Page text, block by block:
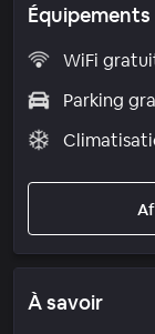
WiFi
Parking
À savoir